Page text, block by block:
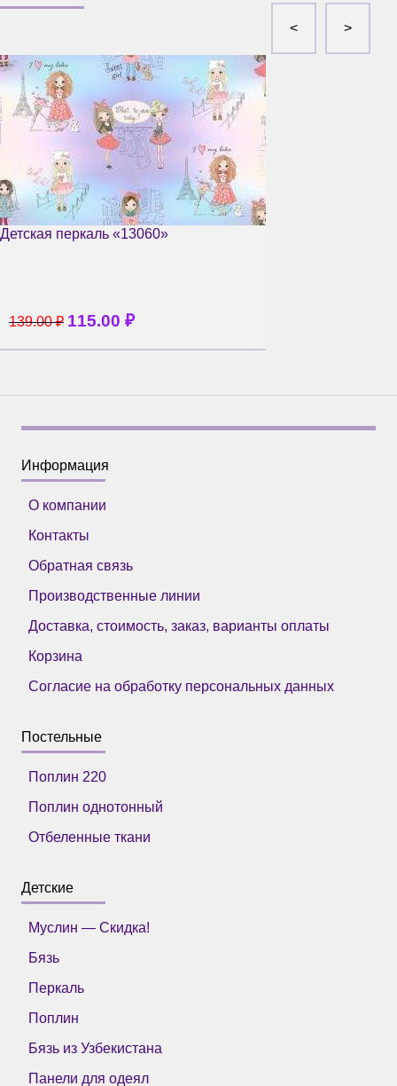
Детская перкаль «13060»
139.00₽ 115.00 ₽
Информация
О компании
Контакты
Обратная связь
Производственные линии
Доставка, стоимость, заказ, варианты оплаты
Корзина
Согласие на обработку персональных данных
Постельные
Поплин 220
Поплин однотонный
Отбеленные ткани
Детские
Муслин — Скидка!
Бязь
Перкаль
Поплин
Бязь из Узбекистана
Панели для одеял